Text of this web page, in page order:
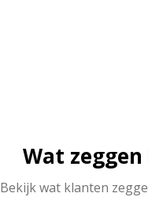
Wat
Bekijk wat klanten